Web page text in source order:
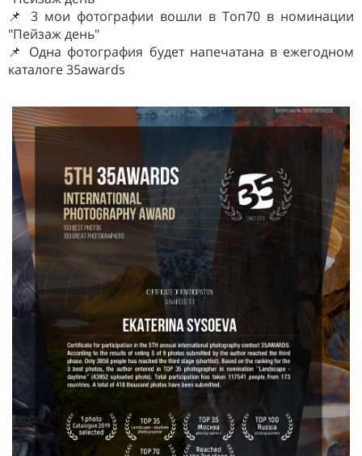
📌 3 мои фотографии вошли в Топ70 в номинации
"Пейзаж день"
📌 Одна фотография будет напечатана в ежегодном
каталоге 35awards